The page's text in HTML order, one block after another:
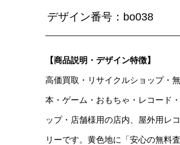
デザイン番号：bo038
【商品説明・デザイン特徴】
高価買取・リサイクルショップ・
本・ゲーム・おもちゃ・レコード
ップ・店舗様用の店内、屋外用レ
リーです。黄色地に「安心の無料